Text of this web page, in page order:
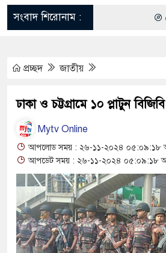
সংবাদ শিরোনাম :
রং
থাকায়
আলাল
প্রচ্ছদ জাতীয়
ঢাকা ও চট্টগ্রামে ১০ প্লাটুন
Mytv Online
আপলোড সময় : ২৬-১১-২০২৪ ০৫:০৯:১৮
আপডেট সময় : ২৬-১১-২০২৪ ০৫:০৯:১৮